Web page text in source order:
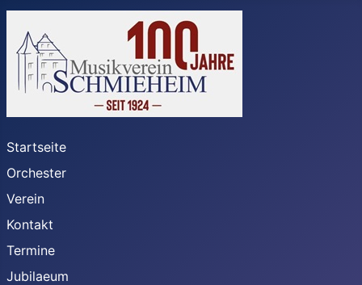
Startseite
Orchester
Verein
Kontakt
Termine
Jubilaeum